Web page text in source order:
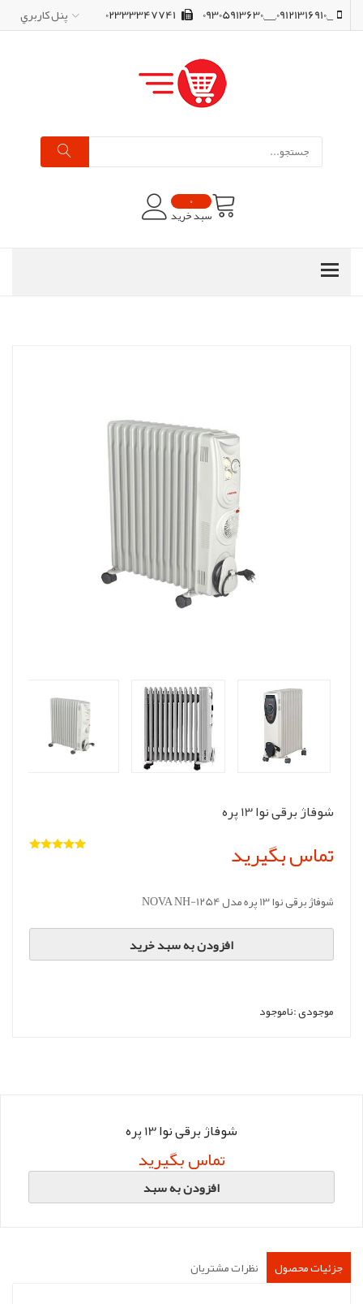
_,09121316910,__,09305913630 پنل کاربري
0
سبد خرید
شوفاژ برقی نوا 13 پره
تماس بگیرید
شوفاژ برقی نوا 13 پره مدل NOVA NH-1254
افزودن به سبد خرید
موجودی :ناموجود
شوفاژ برقی نوا 13 پره
تماس بگیرید
افزودن به سبد
جزئیات محصول نظرات مشتریان